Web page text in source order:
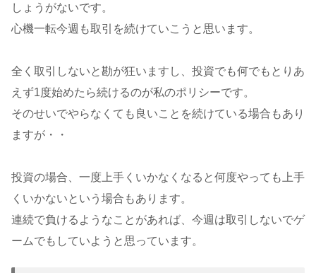
しょうがないです。
心機一転今週も取引を続けていこうと思います。
全く取引しないと勘が狂いますし、投資でも何でもとりあ
えず1度始めたら続けるのが私のポリシーです。
そのせいでやらなくても良いことを続けている場合もあり
ますが・・
投資の場合、一度上手くいかなくなると何度やっても上手
くいかないという場合もあります。
連続で負けるようなことがあれば、今週は取引しないでゲ
ームでもしていようと思っています。